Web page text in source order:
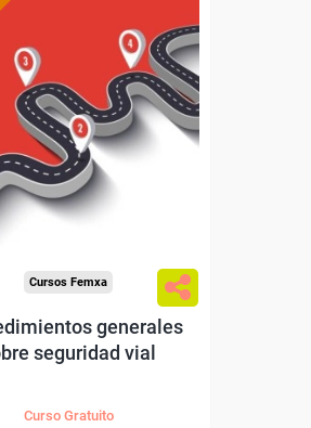
Formación 100%
subvencionada.
desempleados,
y autónomos.
Sector
y Logística.
Cursos Femxa
generales
seguridad vial
Curso Gratuito